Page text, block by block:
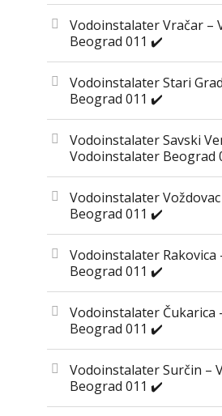
Vodoinstalater Vračar –
Beograd 011 ✔️
Vodoinstalater Stari
Beograd 011 ✔️
Vodoinstalater Savski
Vodoinstalater Beograd
Vodoinstalater
Beograd 011 ✔️
Vodoinstalater
Beograd 011 ✔️
Vodoinstalater Čukarica
Beograd 011 ✔️
Vodoinstalater Surčin –
Beograd 011 ✔️